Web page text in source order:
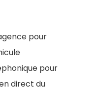
pour
pour
direct du